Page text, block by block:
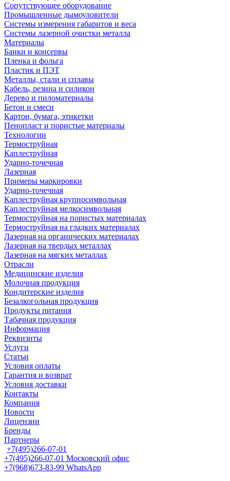
Сопутствующее оборудование
Промышленные дымоуловители
Системы измерения габаритов и веса
Системы лазерной очистки металла
Материалы
Банки и консервы
Пленка и фольга
Пластик и ПЭТ
Металлы, стали и сплавы
Кабель, резина и силикон
Дерево и пиломатериалы
Бетон и смеси
Картон, бумага, этикетки
Пенопласт и пористые материалы
Технологии
Термоструйная
Каплеструйная
Ударно-точечная
Лазерная
Примеры маркировки
Ударно-точечная
Каплеструйная крупносимвольная
Каплеструйная мелкосимвольная
Термоструйная на пористых материалах
Термоструйная на гладких материалах
Лазерная на органических материалах
Лазерная на твердых металлах
Лазерная на мягких металлах
Отрасли
Медицинские изделия
Молочная продукция
Кондитерские изделия
Безалкогольная продукция
Продукты питания
Табачная продукция
Информация
Реквизиты
Услуги
Статьи
Условия оплаты
Гарантия и возврат
Условия доставки
Контакты
Компания
Новости
Лицензии
Бренды
Партнеры
+7(495)266-07-01
+7(495)266-07-01 Московский офис
+7(968)673-83-99 WhatsApp